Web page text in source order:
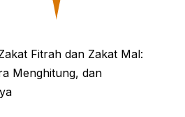
Fitrah dan Zakat Mal:
Menghitung, dan